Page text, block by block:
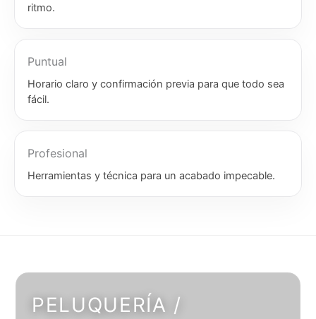
ritmo.
Puntual
Horario claro y confirmación previa para que todo sea
fácil.
Profesional
Herramientas y técnica para un acabado impecable.
PELUQUERÍA /